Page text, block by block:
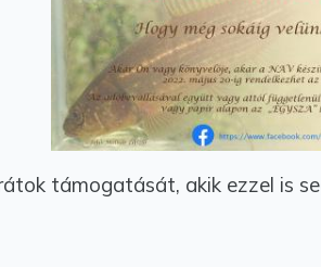
támogatását, akik ezzel is